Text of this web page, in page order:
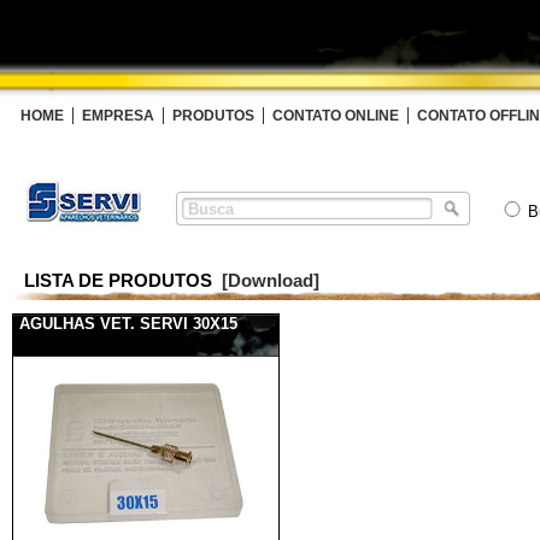
HOME EMPRESA PRODUTOS CONTATO ONLINE CONTATO
LISTA DE PRODUTOS [Download]
AGULHAS VET. SERVI 30X15